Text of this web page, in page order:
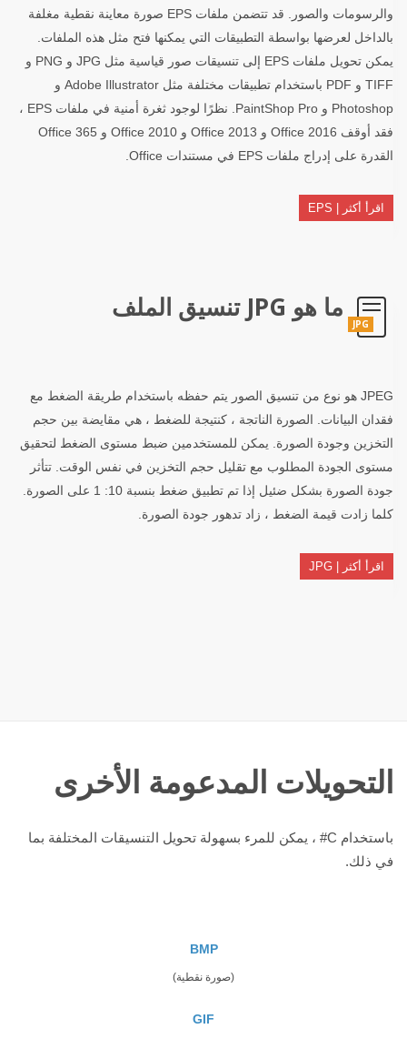
والرسومات والصور. قد تتضمن ملفات EPS صورة معاينة نقطية مغلفة
بالداخل لعرضها بواسطة التطبيقات التي يمكنها فتح مثل هذه الملفات.
يمكن تحويل ملفات EPS إلى تنسيقات صور قياسية مثل JPG و PNG و
TIFF و PDF باستخدام تطبيقات مختلفة مثل Adobe Illustrator و
Photoshop و PaintShop Pro. نظرًا لوجود ثغرة أمنية في ملفات EPS ،
فقد أوقف Office 2016 و Office 2013 و Office 2010 و Office 365
القدرة على إدراج ملفات EPS في مستندات Office.
اقرأ أكثر | EPS
JPG
ما هو JPG تنسيق الملف
JPEG هو نوع من تنسيق الصور يتم حفظه باستخدام طريقة الضغط مع
فقدان البيانات. الصورة الناتجة ، كنتيجة للضغط ، هي مقايضة بين حجم
التخزين وجودة الصورة. يمكن للمستخدمين ضبط مستوى الضغط لتحقيق
مستوى الجودة المطلوب مع تقليل حجم التخزين في نفس الوقت. تتأثر
جودة الصورة بشكل ضئيل إذا تم تطبيق ضغط بنسبة 10: 1 على الصورة.
كلما زادت قيمة الضغط ، زاد تدهور جودة الصورة.
اقرأ أكثر | JPG
التحويلات المدعومة الأخرى
باستخدام C# ، يمكن للمرء بسهولة تحويل التنسيقات المختلفة بما
في ذلك.
BMP
(صورة نقطية)
GIF